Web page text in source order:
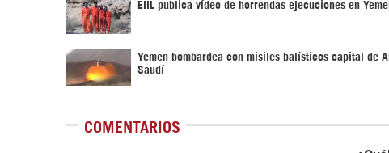
EIIL publica vídeo de horrendas ejecuciones en
Yemen bombardea con misiles balísticos capital de
Saudí
COMENTARIOS